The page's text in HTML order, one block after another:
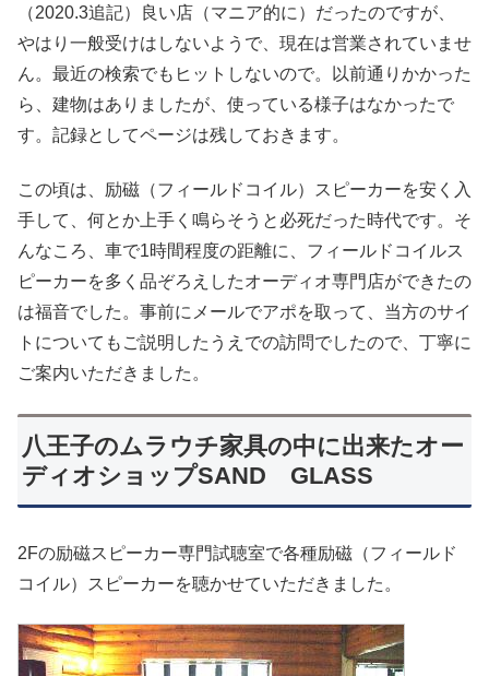
（2020.3追記）良い店（マニア的に）だったのですが、
やはり一般受けはしないようで、現在は営業されていませ
ん。最近の検索でもヒットしないので。以前通りかかった
ら、建物はありましたが、使っている様子はなかったで
す。記録としてページは残しておきます。
この頃は、励磁（フィールドコイル）スピーカーを安く入
手して、何とか上手く鳴らそうと必死だった時代です。そ
んなころ、車で1時間程度の距離に、フィールドコイルス
ピーカーを多く品ぞろえしたオーディオ専門店ができたの
は福音でした。事前にメールでアポを取って、当方のサイ
トについてもご説明したうえでの訪問でしたので、丁寧に
ご案内いただきました。
八王子のムラウチ家具の中に出来たオー
ディオショップSAND GLASS
2Fの励磁スピーカー専門試聴室で各種励磁（フィールド
コイル）スピーカーを聴かせていただきました。